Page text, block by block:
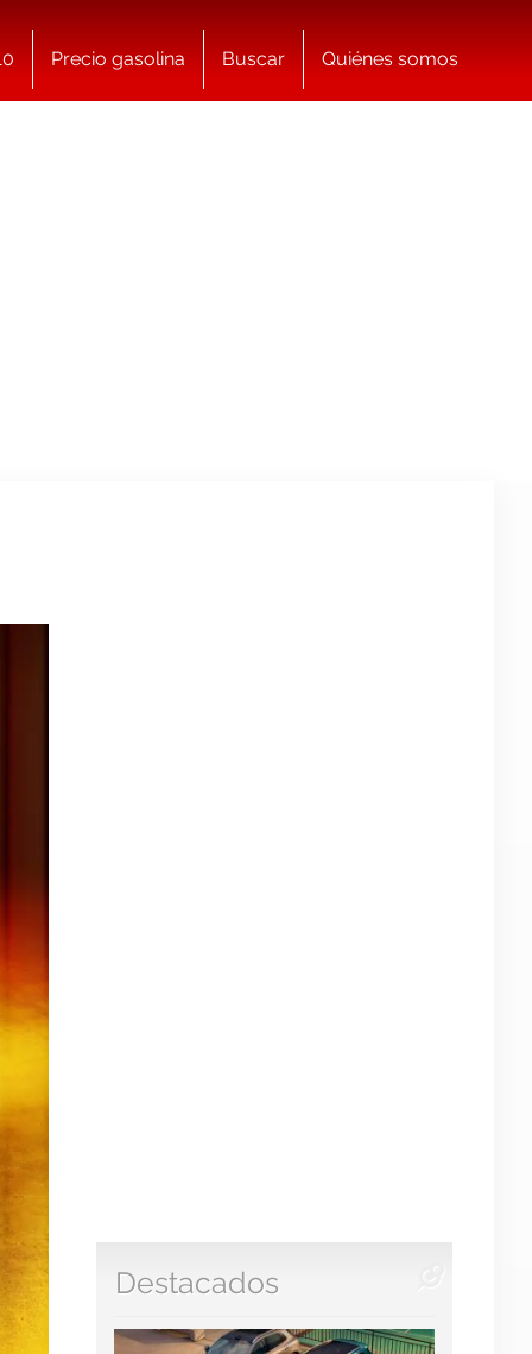
Precio gasolina Buscar Quiénes somos
Destacados